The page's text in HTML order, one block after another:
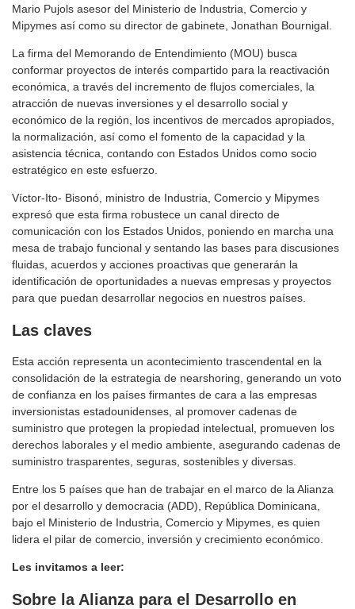
Mario Pujols asesor del Ministerio de Industria, Comercio y
Mipymes así como su director de gabinete, Jonathan Bournigal.
La firma del Memorando de Entendimiento (MOU) busca
conformar proyectos de interés compartido para la reactivación
económica, a través del incremento de flujos comerciales, la
atracción de nuevas inversiones y el desarrollo social y
económico de la región, los incentivos de mercados apropiados,
la normalización, así como el fomento de la capacidad y la
asistencia técnica, contando con Estados Unidos como socio
estratégico en este esfuerzo.
Víctor-Ito- Bisonó, ministro de Industria, Comercio y Mipymes
expresó que esta firma robustece un canal directo de
comunicación con los Estados Unidos, poniendo en marcha una
mesa de trabajo funcional y sentando las bases para discusiones
fluidas, acuerdos y acciones proactivas que generarán la
identificación de oportunidades a nuevas empresas y proyectos
para que puedan desarrollar negocios en nuestros países.
Las claves
Esta acción representa un acontecimiento trascendental en la
consolidación de la estrategia de nearshoring, generando un voto
de confianza en los países firmantes de cara a las empresas
inversionistas estadounidenses, al promover cadenas de
suministro que protegen la propiedad intelectual, promueven los
derechos laborales y el medio ambiente, asegurando cadenas de
suministro trasparentes, seguras, sostenibles y diversas.
Entre los 5 países que han de trabajar en el marco de la Alianza
por el desarrollo y democracia (ADD), República Dominicana,
bajo el Ministerio de Industria, Comercio y Mipymes, es quien
lidera el pilar de comercio, inversión y crecimiento económico.
Les invitamos a leer:
Sobre la Alianza para el Desarrollo en